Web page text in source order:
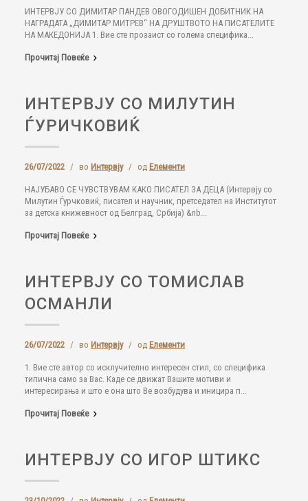
ИНТЕРВЈУ СО ДИМИТАР ПАНДЕВ ОВОГОДИШЕН ДОБИТНИК НА
НАГРАДАТА „ДИМИТАР МИТРЕВ“ НА ДРУШТВОТО НА ПИСАТЕЛИТЕ
НА МАКЕДОНИЈА 1. Вие сте прозаист со голема специфика...
Прочитај Повеќе
ИНТЕРВЈУ СО МИЛУТИН
ЃУРИЧКОВИЌ
26/07/2022 / во Интервју / од Елементи
НАЈУБАВО СЕ ЧУВСТВУВАМ КАКО ПИСАТЕЛ ЗА ДЕЦА (Интервју со
Милутин Ѓурчковиќ, писател и научник, претседател на Институтот
за детска книжевност од Белград, Србија) &nb...
Прочитај Повеќе
ИНТЕРВЈУ СО ТОМИСЛАВ
ОСМАНЛИ
26/07/2022 / во Интервју / од Елементи
1. Вие сте автор со исклучително интересен стил, со специфика
типична само за Вас. Каде се движат Вашите мотиви и
интересирања и што е она што Ве возбудува и иницира п...
Прочитај Повеќе
ИНТЕРВЈУ СО ИГОР ШТИКС